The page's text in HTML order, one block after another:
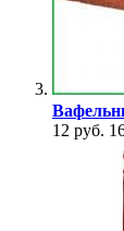
12 руб.